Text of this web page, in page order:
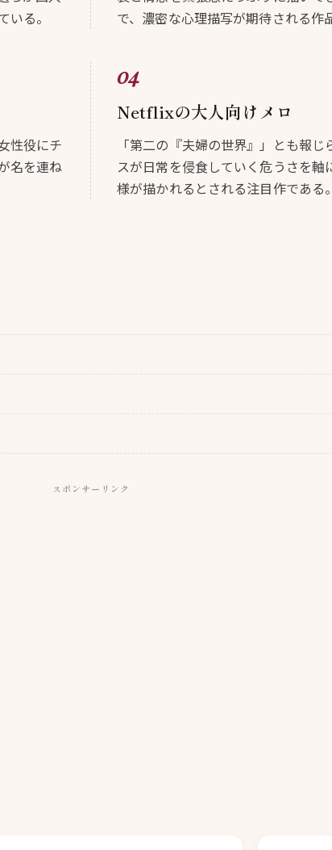
る。
で、濃密な心理描写が期待される作
性役にチ
名を連ね
Netflixの大人向けメロ
「第二の『夫婦の世界』」とも報
スが日常を侵食していく危うさを
様が描かれるとされる注目作である。
スポンサーリンク